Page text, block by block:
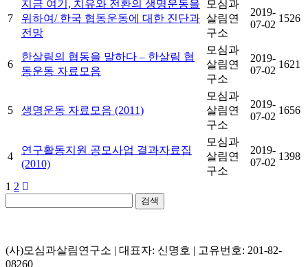
7
지금 여기, 치유와 전환의 생명운동을
위하여/ 한국 협동운동에 대한 진단과
전망
모심과
살림연
구소
2019-
07-02
1526
6
한살림의 협동을 말하다 – 한살림 협
동운동 자료모음
모심과
살림연
구소
2019-
07-02
1621
5 생명운동 자료모음 (2011)
모심과
살림연
구소
2019-
07-02
1656
4
연구활동지원 공모사업 결과자료집
(2010)
모심과
살림연
구소
2019-
07-02
1398
1 2
검색
(사)모심과살림연구소 | 대표자: 신명호 | 고유번호: 201-82-
08260